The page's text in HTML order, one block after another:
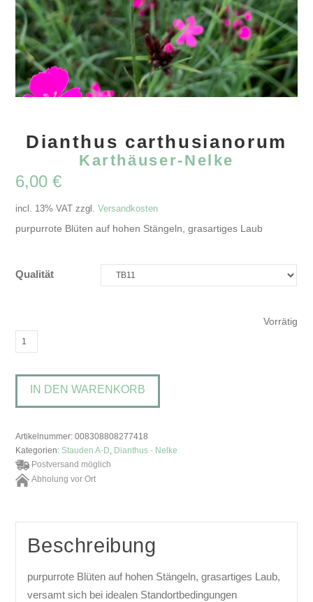
Dianthus carthusianorum
Karthäuser-Nelke
6,00€
incl. 13% VAT zzgl.Versandkosten
purpurrote Blüten auf hohen Stängeln, grasartiges Laub
Qualität
Vorrätig
Dianthus
Nelke
MengeIN DEN WARENKORB
Artikelnummer:008308808277418
Kategorien: Stauden A-D Dianthus - Nelke
Postversand möglich
Abholung vor Ort
Beschreibung
purpurrote Blüten auf hohen Stängeln, grasartiges Laub,
versamt sich bei idealen Standortbedingungen